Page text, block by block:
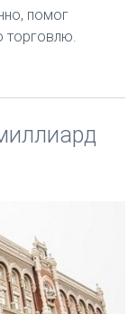
помог
торговлю.